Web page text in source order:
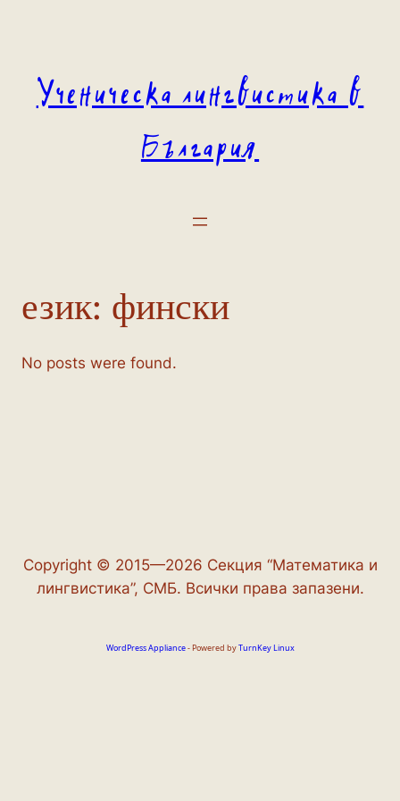
Ученическа лингвистика в
България
език: фински
No posts were found.
Copyright © 2015—2026 Секция “Математика и
лингвистика”, СМБ. Всички права запазени.
WordPress Appliance- Powered byTurnKey Linux